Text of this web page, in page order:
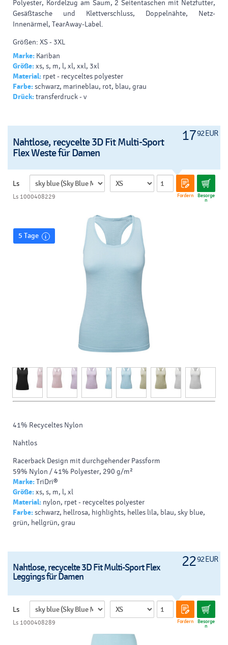
Polyester, Kordelzug am Saum, 2 Seitentaschen mit Netzfutter,
Gesäßtasche und Klettverschluss, Doppelnähte, Netz-
Innenärmel, TearAway-Label.
Größen: XS - 3XL
Marke: Kariban
Größe:xs, s, m, l, xl, xxl, 3xl
Material: rpet - recyceltes polyester
Farbe:schwarz, marineblau, rot, blau, grau
Drück:transferdruck - v
1792 EUR
Nahtlose, recycelte 3D Fit Multi-Sport
Flex Weste für Damen
Ls
Fordern Besorge
n
Ls 1000408229
5 Tage
41% Recyceltes Nylon
Nahtlos
Racerback Design mit durchgehender Passform
59% Nylon / 41% Polyester, 290 g/m²
Marke:TriDri®
Größe:xs, s, m, l, xl
Material: nylon, rpet - recyceltes polyester
Farbe:schwarz, hellrosa, highlights, helles lila, blau, sky blue,
grün, hellgrün, grau
2292 EUR
Nahtlose, recycelte 3D Fit Multi-Sport Flex
Leggings für Damen
Ls
Fordern Besorge
n
Ls 1000408289